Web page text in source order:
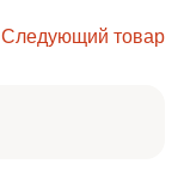
Следующий товар